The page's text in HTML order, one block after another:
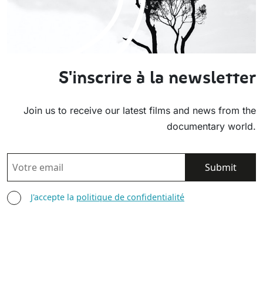
S'inscrire à la newsletter
Join us to receive our latest films and news from the
documentary world.
EMAIL
AGREE TERMS
J'accepte la politique de confidentialité